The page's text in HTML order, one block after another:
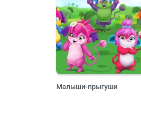
Малыши-прыгуши